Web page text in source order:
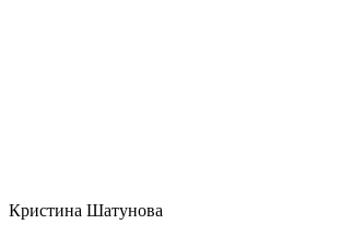
Кристина Шатунова